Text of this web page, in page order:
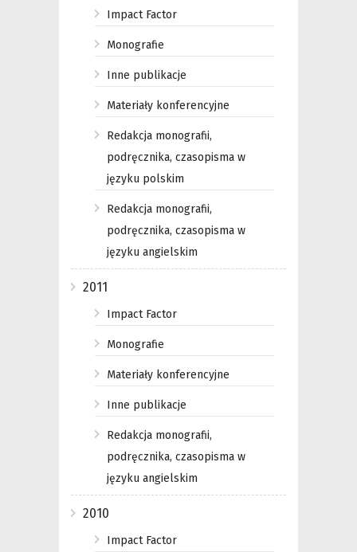
Impact Factor
Monografie
Inne publikacje
Materiały konferencyjne
Redakcja monografii,
podręcznika, czasopisma w
języku polskim
Redakcja monografii,
podręcznika, czasopisma w
języku angielskim
2011
Impact Factor
Monografie
Materiały konferencyjne
Inne publikacje
Redakcja monografii,
podręcznika, czasopisma w
języku angielskim
2010
Impact Factor